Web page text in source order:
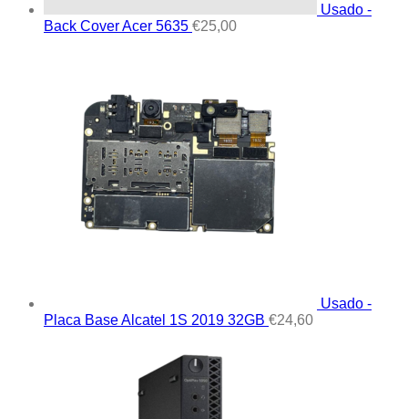
Usado -
Back Cover Acer 5635 €25,00
Usado -
Placa Base Alcatel 1S 2019 32GB €24,60